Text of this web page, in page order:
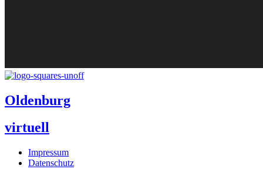
Oldenburg
virtuell
Impressum
Datenschutz